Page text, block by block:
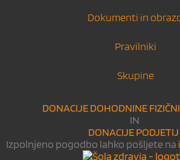
Dokumenti in
Pravilniki
Skupine
DONACIJE DOHODNINE
IN
DONACIJE PODJETIJ
Izpolnjeno pogodbo lahko pošljete na